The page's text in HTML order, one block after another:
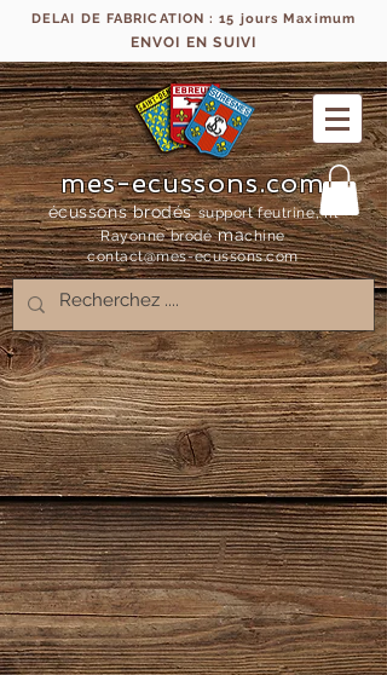
DELAI DE FABRICATION : 15 jours Maximum
ENVOI EN SUIVI
mes-ecussons.com
écussons brodés support feutrine, fil
Rayonne brodémachine
contact@mes-ecussons.com